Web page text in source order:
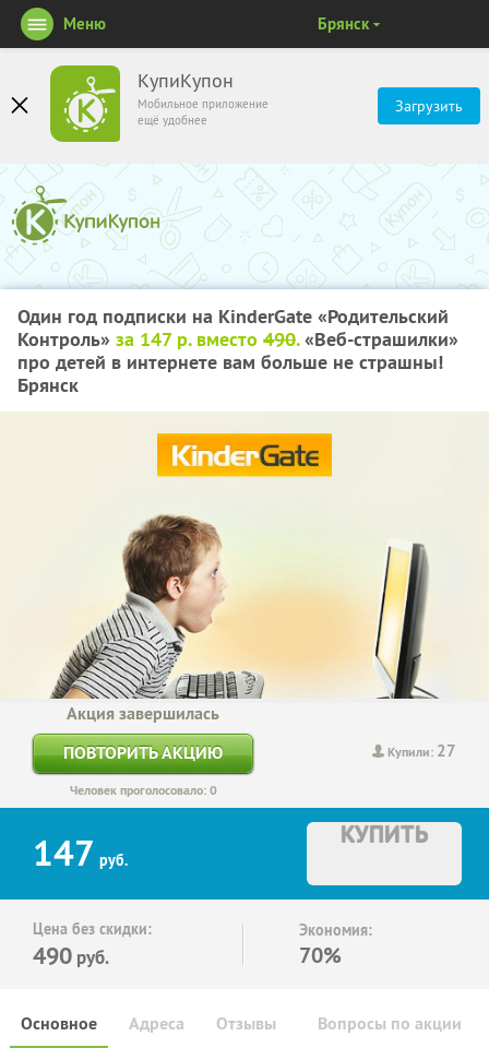
КупиКупон
Мобильное приложение
ещё удобнее
Загрузить
Меню Брянск
Один год подписки на KinderGate «Родительский
Контроль» за 147 р. вместо 490.«Веб-страшилки»
про детей в интернете вам больше не страшны!
Брянск
Купили: 27
Акция завершилась
ПОВТОРИТЬ АКЦИЮ
Человек проголосовало: 0
147 руб.
КУПИТЬ
Цена без скидки:
490 руб.
Экономия:
70%
Основное Отзывы Вопросы по акции
Адреса